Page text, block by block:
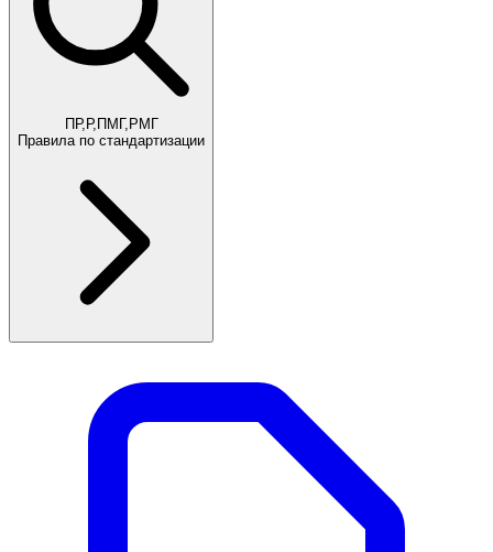
ПР,Р,ПМГ,РМГ
Правила по стандартизации